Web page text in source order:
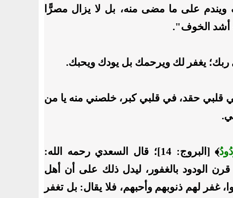
ويندم على ما مضى منه، بل لا يزال مصرًّا
أشد الخوف".
ربك؛ يغفر لك ويرحمك بل يودك ويحبك.
حقد، في قلبي كبر، خلصني منه يا من
﴾
[البروج: 14]؛ قال السعدي رحمه الله:
الودود بالغفور، ليدل ذلك على أن أهل
غفر لهم ذنوبهم وأحبهم، فلا يقال: بل تغفر